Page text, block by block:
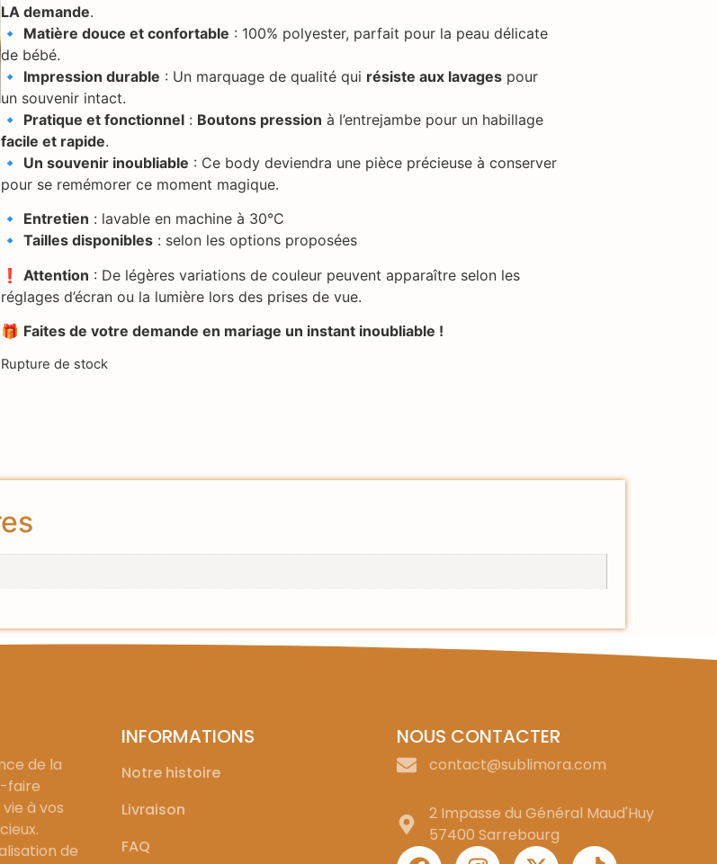
LA demande.
🔹 Matière douce et confortable : 100% polyester, parfait pour la peau délicate
de bébé.
🔹 Impression durable : Un marquage de qualité qui résiste aux lavages pour
un souvenir intact.
🔹 Pratique et fonctionnel : Boutons pression à l’entrejambe pour un habillage
facile et rapide.
🔹 Un souvenir inoubliable : Ce body deviendra une pièce précieuse à conserver
pour se remémorer ce moment magique.
🔹 Entretien : lavable en machine à 30°C
🔹Tailles disponibles : selon les options proposées
❗Attention : De légères variations de couleur peuvent apparaître selon les
réglages d’écran ou la lumière lors des prises de vue.
🎁 Faites de votre demande en mariage un instant inoubliable !
Rupture de stock
de la
faire
à vos
de
INFORMATIONS
Notre histoire
Livraison
FAQ
NOUS CONTACTER
contact@sublimora.com
2 Impasse du Général Maud'Huy
57400 Sarrebourg